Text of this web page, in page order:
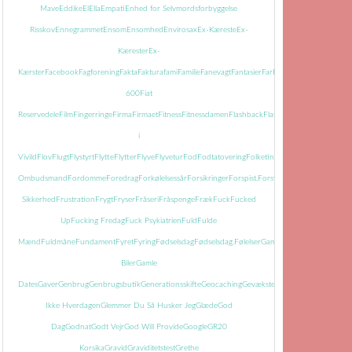
MaveEddikeEl Ella Empati Enhed for Selvmordsforbyggelse
RisskovEnnegrammetEnsomEnsomhed EnvirosaxEx-KæresteEx-
KæresterEx-
KærsterFacebookFagforeningFakta FakturafamiFamilieFanevagtFantasierFarFarmor
600Fiat
ReservedeleFilmFingerringeFirma FirmaetFitnessFitnessdamen FlashbackFlasker
i
Vivild FlovFlugtFlystyrtFlytteFlytterFlyveFlyveturFod FodtatoveringFolketingets
Ombudsmand FordommeForedragForkølelsessårForsikringerForspist.Forsvundet
Sikkerhed Frustration FrygtFryserFråseriFråspengeFrækFuckFucked
Up Fucking FredagFuck Psykiatrien Fuld Fulde
Mænd FuldmåneFundamentFyretFyringFødselsdagFødselsdag.FølelserGamle
BilerGamle
DatesGaverGenbrugGenbrugsbutikGenerationsskifteGeocachingGevækster
Ikke HverdagenGlemmer Du Så Husker JegGlædeGod
DagGodnatGodt VejrGod Will ProvideGoogleGR20
KorsikaGravid GraviditetstestGrethe